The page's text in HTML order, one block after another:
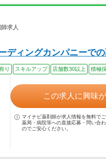
求人
ディングカンパニーで
り スキルアップ 店舗数30以上 積極
この求人に興味
マイナビ薬剤師が求人情報を無料でご
薬局・病院等への直接応募・問い合
のでご安心ください。